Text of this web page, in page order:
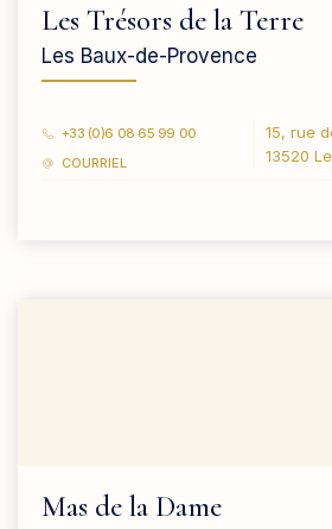
Les Trésors de la Terre
Les Baux-de-Provence
+33 (0)6 08 65 99 00
COURRIEL
15, rue
13520
Mas de la Dame